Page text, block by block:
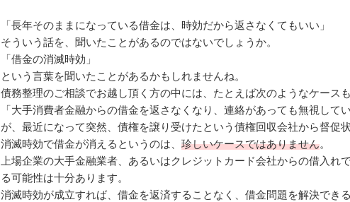
「長年そのままになっている借金は、時効だから返さなくてもいい」
そういう話を、聞いたことがあるのではないでしょうか。
「借金の消滅時効」
という言葉を聞いたことがあるかもしれませんね。
債務整理のご相談でお越し頂く方の中には、たとえば次のようなケースも
「大手消費者金融からの借金を返さなくなり、連絡があっても無視して
が、最近になって突然、債権を譲り受けたという債権回収会社から督促状
消滅時効で借金が消えるというのは、 珍しいケースではありません。
上場企業の大手金融業者、あるいはクレジットカード会社からの借入れ
る可能性は十分あります。
消滅時効が成立すれば、借金を返済することなく、借金問題を解決でき